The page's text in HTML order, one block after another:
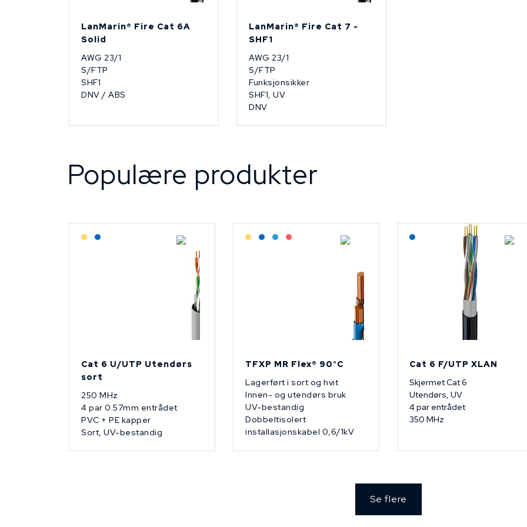
LanMarin® Fire Cat 6A
Solid
AWG 23/1
S/FTP
SHF1
DNV / ABS
LanMarin® Fire Cat 7 -
SHF1
AWG 23/1
S/FTP
Funksjonsikker
SHF1, UV
DNV
Populære produkter
Lagerført: Grossist
Lagerført: NEK Kabel
Cat 6 U/UTP Utendørs
sort
250 MHz
4 par 0.57mm entrådet
PVC + PE kapper
Sort, UV-bestandig
Lagerført: Grossist
Lagerført: NEK Kabel
Bestilling: 2-3 uker
På forespørsel
TFXP MR Flex® 90°C
Lagerført i sort og hvit
Innen- og utendørs bruk
UV-bestandig
Dobbeltisolert
installasjonskabel 0,6/1kV
Lagerført: NEK Kabel
Cat 6 F/UTP XLAN
Skjermet Cat 6
Utendørs, UV
4 par entrådet
350 MHz
Se flere